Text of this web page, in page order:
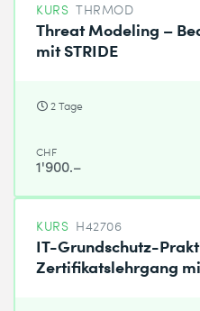
KURS THRMOD
Threat Modeling –
mit STRIDE
2 Tage
CHF
1'900.–
KURS H42706
IT-Grundschutz-
Zertifikatslehrgang